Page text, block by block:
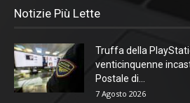
Notizie Più Lette
Truffa della
venticinquenne
Postale di...
7 Agosto 2026